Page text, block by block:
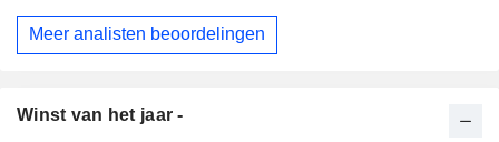
Meer analisten beoordelingen
Winst van het jaar -